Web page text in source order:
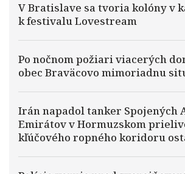
V Bratislave sa tvoria kolóny v
k festivalu Lovestream
Po nočnom požiari viacerých
obec Braväcovo mimoriadnu
Irán napadol tanker Spojených
Emirátov v Hormuzskom
kľúčového ropného koridoru